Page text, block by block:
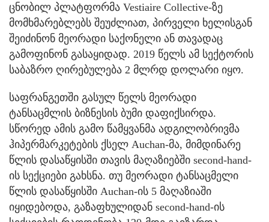
ცნობილ პლატფორმა Vestiaire Collective-ზე
მომხმარებლებს შეუძლიათ, პირველი ხელისგან
შეიძინონ მეორადი საქონელი ან თავადაც
გამოფინონ გასაყიდად. 2019 წელს ამ სექტორის
საბაზრო ღირებულება 2 მლრდ დოლარი იყო.
საფრანგეთში გასულ წელს მეორადი
ტანსაცმლის ბიზნესის ბუმი დაფიქსირდა.
სწორედ ამის გამო წამყვანმა ადგილობრივმა
ჰიპერმარკეტების ქსელ Auchan-მა, მიმდინარე
წლის დასაწყისში თავის მაღაზიებში second-hand-
ის სექციები გახსნა. თუ მეორადი ტანსაცმელი
წლის დასაწყისში Auchan-ის 5 მაღაზიაში
იყიდებოდა, გაზაფხულიდან second-hand-ის